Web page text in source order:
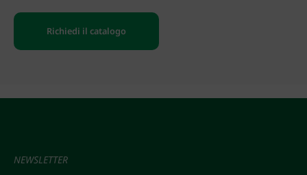
Richiedi il catalogo
NEWSLETTER